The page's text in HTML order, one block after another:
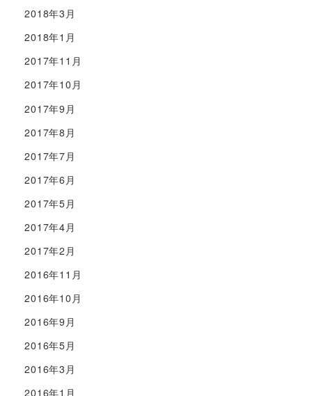
2018年3月
2018年1月
2017年11月
2017年10月
2017年9月
2017年8月
2017年7月
2017年6月
2017年5月
2017年4月
2017年2月
2016年11月
2016年10月
2016年9月
2016年5月
2016年3月
2016年1月